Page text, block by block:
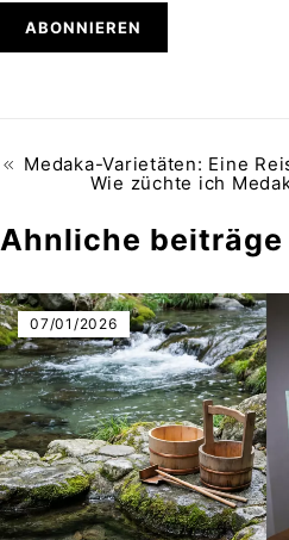
Medaka-Varietäten: Eine
Wie züchte ich
Ähnliche beiträge
07/01/2026